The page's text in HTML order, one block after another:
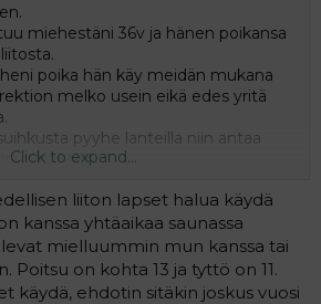
miehestäni 36v ja hänen poikansa
poika hän käy meidän mukana
melko usein eikä edes yritä
pyyhe lanteilla niin antaa
nähteni.
asiaa mutta miten on?
Click to expand...
liiton lapset halua käydä
kanssa yhtäaikaa saunassa
mielluummin mun kanssa tai
Poitsu on kohta 13 ja tyttö on 11.
käydä, ehdotin sitäkin joskus vuosi